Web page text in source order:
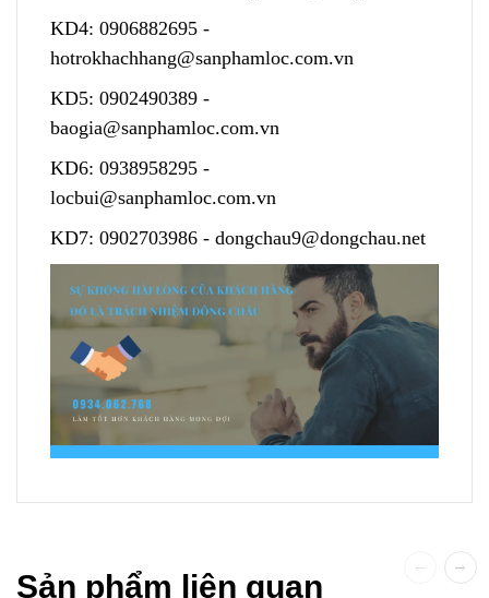
KD4: 0906882695 -
hotrokhachhang@sanphamloc.com.vn
KD5: 0902490389 -
baogia@sanphamloc.com.vn
KD6: 0938958295 -
locbui@sanphamloc.com.vn
KD7: 0902703986 - dongchau9@dongchau.net
Sản phẩm liên quan